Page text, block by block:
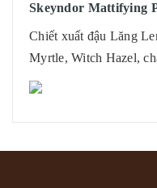
Skeyndor Mattifying
Chiết xuất đậu Lăng
Myrtle, Witch Hazel,